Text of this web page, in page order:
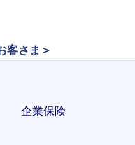
客さま＞
企業保険